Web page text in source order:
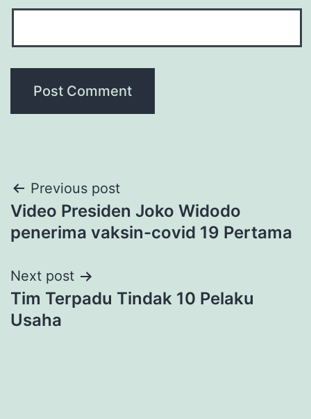
Post
navigation
Previous post
Video Presiden Joko Widodo
penerima vaksin-covid 19 Pertama
Next post
Tim Terpadu Tindak 10 Pelaku
Usaha